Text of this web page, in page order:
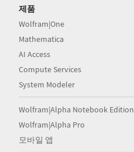
제품
Wolfram|One
Mathematica
AI Access
Compute Services
System Modeler
Wolfram|Alpha Notebook Edition
Wolfram|Alpha Pro
모바일 앱